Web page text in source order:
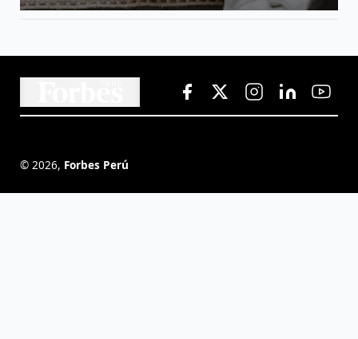
© 2026, Forbes Perú